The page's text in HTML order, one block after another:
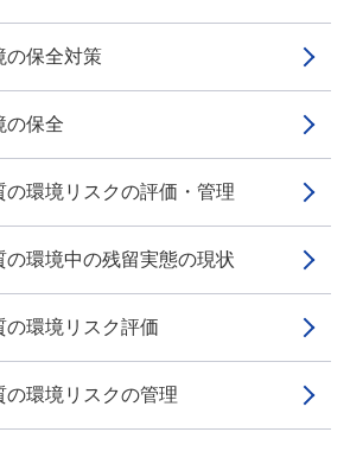
保全対策
保全
環境リスクの評価・管理
環境中の残留実態の現状
環境リスク評価
環境リスクの管理